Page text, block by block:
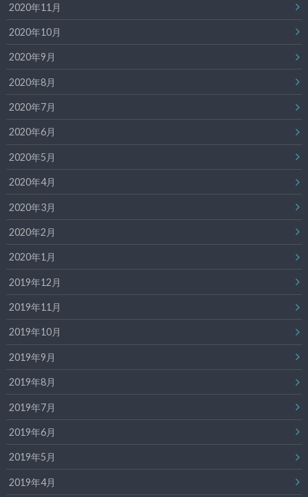
2020年11月
2020年10月
2020年9月
2020年8月
2020年7月
2020年6月
2020年5月
2020年4月
2020年3月
2020年2月
2020年1月
2019年12月
2019年11月
2019年10月
2019年9月
2019年8月
2019年7月
2019年6月
2019年5月
2019年4月